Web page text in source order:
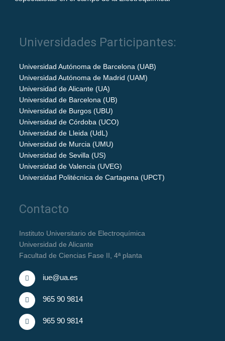
Universidades Participantes:
Universidad Autónoma de Barcelona (UAB)
Universidad Autónoma de Madrid (UAM)
Universidad de Alicante (UA)
Universidad de Barcelona (UB)
Universidad de Burgos (UBU)
Universidad de Córdoba (UCO)
Universidad de Lleida (UdL)
Universidad de Murcia (UMU)
Universidad de Sevilla (US)
Universidad de Valencia (UVEG)
Universidad Politécnica de Cartagena (UPCT)
Contacto
Instituto Universitario de Electroquímica
Universidad de Alicante
Facultad de Ciencias Fase II, 4ª planta
iue@ua.es
965 90 9814
965 90 9814